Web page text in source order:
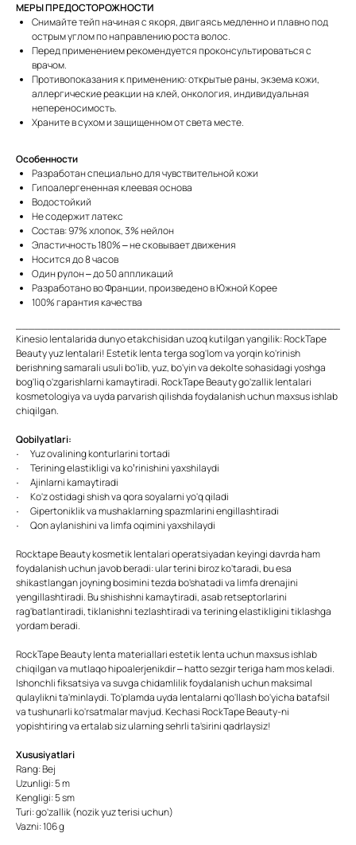
МЕРЫ ПРЕДОСТОРОЖНОСТИ
Снимайте тейп начиная с якоря, двигаясь медленно и плавно под
острым углом по направлению роста волос.
Перед применением рекомендуется проконсультироваться с
врачом.
Противопоказания к применению: открытые раны, экзема кожи,
аллергические реакции на клей, онкология, индивидуальная
непереносимость.
Храните в сухом и защищенном от света месте.
Особенности
Разработан специально для чувствительной кожи
Гипоалергененная клеевая основа
Водостойкий
Не содержит латекс
Состав: 97% хлопок, 3% нейлон
Эластичность 180% – не сковывает движения
Носится до 8 часов
Один рулон – до 50 аппликаций
Разработано во Франции, произведено в Южной Корее
100% гарантия качества
Kinesio lentalarida dunyo etakchisidan uzoq kutilgan yangilik: RockTape
Beauty yuz lentalari! Estetik lenta terga sog'lom va yorqin ko'rinish
berishning samarali usuli bo'lib, yuz, bo'yin va dekolte sohasidagi yoshga
bog'liq o'zgarishlarni kamaytiradi. RockTape Beauty go'zallik lentalari
kosmetologiya va uyda parvarish qilishda foydalanish uchun maxsus ishlab
chiqilgan.
Qobilyatlari:
· Yuz ovalining konturlarini tortadi
· Terining elastikligi va ko’rinishini yaxshilaydi
· Ajinlarni kamaytiradi
· Ko'z ostidagi shish va qora soyalarni yo'q qiladi
· Gipertoniklik va mushaklarning spazmlarini engillashtiradi
· Qon aylanishini va limfa oqimini yaxshilaydi
Rocktape Beauty kosmetik lentalari operatsiyadan keyingi davrda ham
foydalanish uchun javob beradi: ular terini biroz ko'taradi, bu esa
shikastlangan joyning bosimini tezda bo'shatadi va limfa drenajini
yengillashtiradi. Bu shishishni kamaytiradi, asab retseptorlarini
rag'batlantiradi, tiklanishni tezlashtiradi va terining elastikligini tiklashga
yordam beradi.
RockTape Beauty lenta materiallari estetik lenta uchun maxsus ishlab
chiqilgan va mutlaqo hipoalerjenikdir – hatto sezgir teriga ham mos keladi.
Ishonchli fiksatsiya va suvga chidamlilik foydalanish uchun maksimal
qulaylikni ta'minlaydi. To'plamda uyda lentalarni qo'llash bo'yicha batafsil
va tushunarli ko'rsatmalar mavjud. Kechasi RockTape Beauty-ni
yopishtiring va ertalab siz ularning sehrli ta'sirini qadrlaysiz!
Xususiyatlari
Rang: Bej
Uzunligi: 5 m
Kengligi: 5 sm
Turi: go'zallik (nozik yuz terisi uchun)
Vazni: 106 g